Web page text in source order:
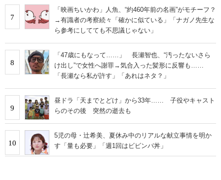
7
「映画ちいかわ」人魚、“約460年前の名画”がモチーフ？
→有識者の考察続々「確かに似ている」「ナガノ先生な
ら参考にしてても不思議じゃない」
8
「47歳にもなって……」 長瀬智也、“汚ったないさら
け出し”で女性へ謝罪→気合入った髪形に反響も……
「長瀬なら私が許す」「あれはネタ？」
9
昼ドラ「天までとどけ」から33年…… 子役やキャスト
らのその後 突然の逝去も
10
5児の母・辻希美、夏休み中のリアルな献立事情を明か
す「量も必要」「週1回はビビンバ丼」